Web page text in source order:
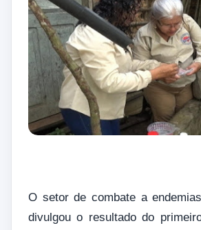
O setor de combate a
divulgou o resultado do